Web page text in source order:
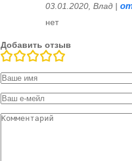
03.01.2020 Влад |
нет
Добавить отзыв